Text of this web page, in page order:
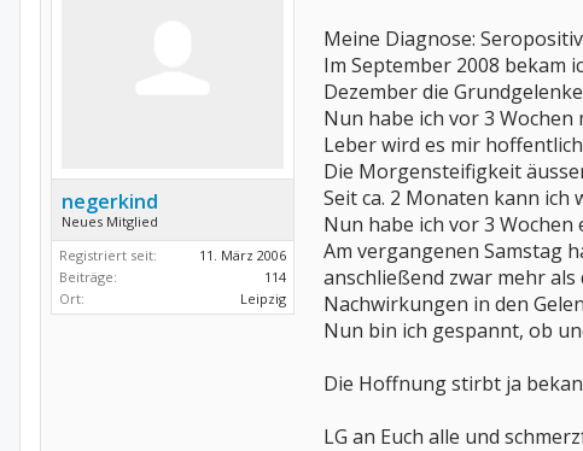
negerkind
Neues Mitglied
Registriert seit:
11. März 2006
Beiträge:
114
Ort:
Leipzig
Meine Diagnose:
Im September 2008 bekam
Dezember die
Nun habe ich vor 3
Leber wird es mir
Die Morgensteifigkeit
Seit ca. 2 Monaten kann ich
Nun habe ich vor 3
Am vergangenen Samstag
anschließend zwar mehr
Nachwirkungen in den
Nun bin ich gespannt, ob
Die Hoffnung stirbt ja
LG an Euch alle und